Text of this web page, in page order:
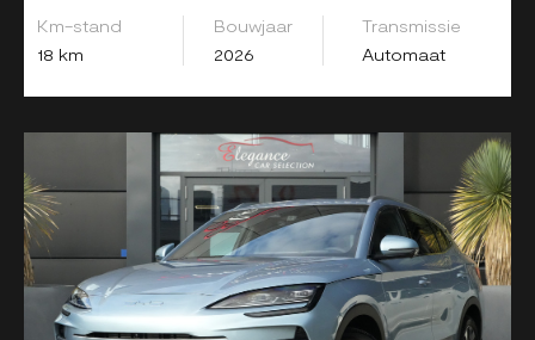
Km-stand
18 km
Bouwjaar
2026
Transmissie
Automaat